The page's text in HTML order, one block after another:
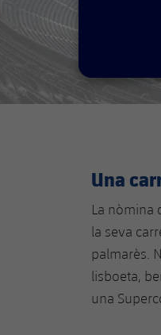
Una
La nòmina
la seva
palmarès.
lisboeta,
una